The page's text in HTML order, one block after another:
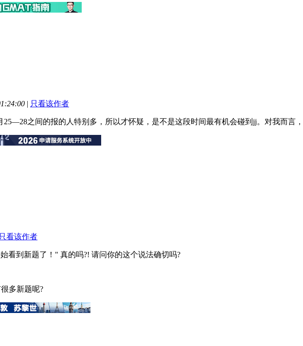
| 只看该作者
25—28之间的报的人特别多，所以才怀疑，是不是这段时间最有机会碰到jj。对我而言
只看该作者
看到新题了！" 真的吗?! 请问你的这个说法确切吗?
多新题呢?